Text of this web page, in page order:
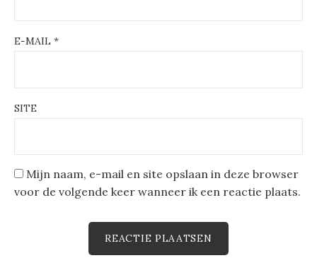
E-MAIL *
SITE
Mijn naam, e-mail en site opslaan in deze browser
voor de volgende keer wanneer ik een reactie plaats.